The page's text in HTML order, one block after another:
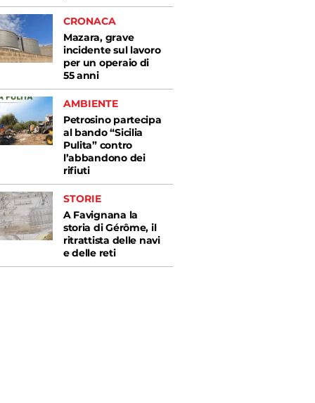
CRONACA
Mazara, grave
incidente sul lavoro
per un operaio di
55 anni
AMBIENTE
Petrosino partecipa
al bando “Sicilia
Pulita” contro
l’abbandono dei
rifiuti
STORIE
A Favignana la
storia di Gérôme, il
ritrattista delle navi
e delle reti